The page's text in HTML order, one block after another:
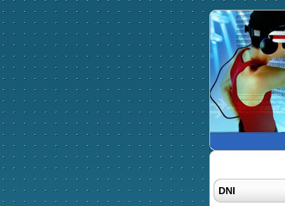
DNI